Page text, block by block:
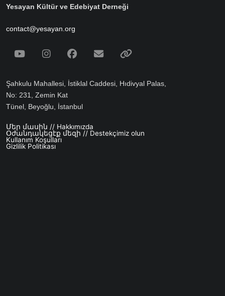
Yesayan Kültür ve Edebiyat Derneği
contact@yesayan.org
Social Media
YoutubeInstagramFacebook
Email
Şahkulu Mahallesi, İstiklal Caddesi, Hıdivyal Palas,
No: 231, Zemin Kat
Tünel, Beyoğlu, İstanbul
Footer menu
Մեր մասին // Hakkımızda
Օժանդակեցէք մեզի // Destekçimiz olun
Kullanım Koşulları
Gizlilik Politikası